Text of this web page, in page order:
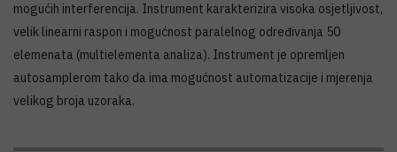
mogućih interferencija. Instrument karakterizira visoka osjetljivost,
velik linearni raspon i mogućnost paralelnog određivanja 50
elemenata (multielementa analiza). Instrument je opremljen
autosamplerom tako da ima mogućnost automatizacije i mjerenja
velikog broja uzoraka.